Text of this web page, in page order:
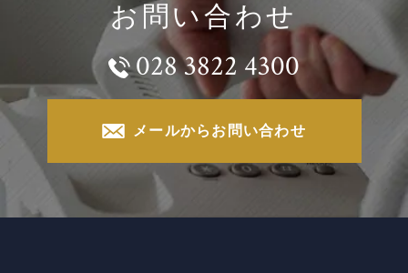
お問い合わせ
028 3822 4300
メールからお問い合わせ